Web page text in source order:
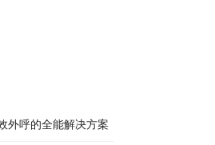
外呼的全能解决方案​